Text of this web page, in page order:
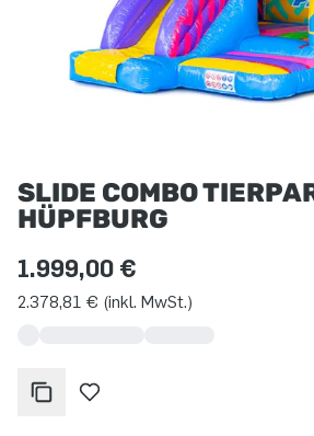
SLIDE COMBO
HÜPFBURG
1.999,00 €
2.378,81 € (inkl. MwSt.)